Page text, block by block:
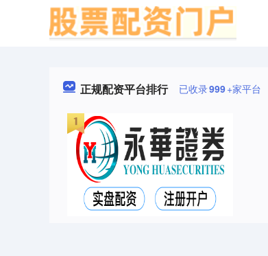
正规配资平台排行 已收录999+家平台